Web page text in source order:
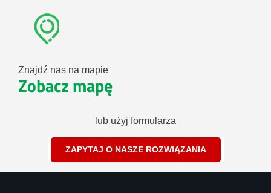
Znajdź nas na mapie
Zobacz mapę
lub użyj formularza
ZAPYTAJ O NASZE ROZWIĄZANIA